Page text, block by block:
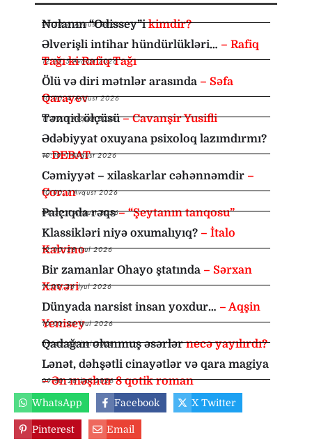
Nolanın “Odissey”ikimdir?
08:30,6 Avqust 2026
Əlverişli intihar hündürlükləri… – Rafiq
Tağı ki Rafiq Tağı
12:35,5 Avqust 2026
Ölü və diri mətnlər arasında – Səfa
Qarayev
10:00,4 Avqust 2026
Tənqid ölçüsü– Cavanşir Yusifli
11:00,1 Avqust 2026
Ədəbiyyat oxuyana psixoloq lazımdırmı?
–DEBAT
10:10,1 Avqust 2026
Cəmiyyət – xilaskarlar cəhənnəmdir –
Çoran
10:00,1 Avqust 2026
Palçıqda rəqs– “Şeytanın tanqosu”
09:30,1 Avqust 2026
Klassikləri niyə oxumalıyıq? – İtalo
Kalvino
12:00,28 İyul 2026
Bir zamanlar Ohayo ştatında – Sərxan
Xavəri
11:00,26 İyul 2026
Dünyada narsist insan yoxdur… – Aqşin
Yenisey
10:00,26 İyul 2026
Qadağan olunmuş əsərlərnecə yayılırdı?
09:45,26 İyul 2026
Lənət, dəhşətli cinayətlər və qara magiya
– Ən məşhur 8 qotik roman
09:30,26 İyul 2026
WhatsApp Facebook X Twitter
Pinterest Email